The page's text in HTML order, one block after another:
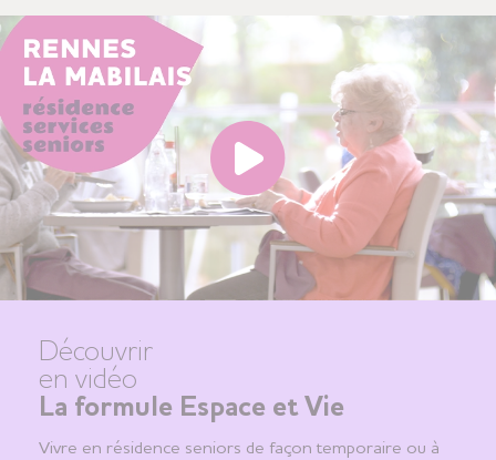
Découvrir
en vidéo
La formule Espace et Vie
Vivre en résidence seniors de façon temporaire ou à